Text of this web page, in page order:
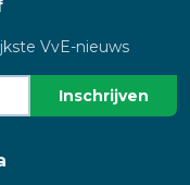
VvE-nieuws